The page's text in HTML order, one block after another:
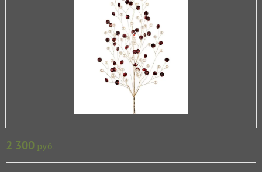
2 300 руб.